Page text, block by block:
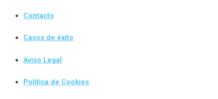
Contacto
Casos de éxito
Aviso Legal
Política de Cookies